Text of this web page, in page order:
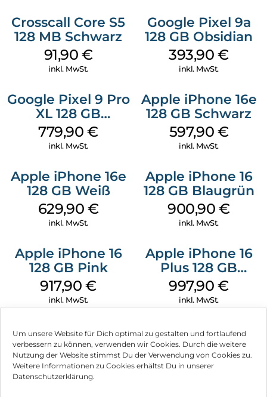
Um unsere Website für Dich optimal zu gestalten und fortlaufend
verbessern zu können, verwenden wir Cookies. Durch die weitere
Nutzung der Website stimmst Du der Verwendung von Cookies zu.
Weitere Informationen zu Cookies erhältst Du in unserer
Datenschutzerklärung.
Crosscall Core S5
128 MB Schwarz
91,90 €
inkl. MwSt.
Google Pixel 9a
128 GB Obsidian
393,90€
inkl. MwSt.
Google Pixel 9 Pro
XL 128 GB
Obsidian
779,90€
inkl. MwSt.
Apple iPhone 16e
128 GB Schwarz
597,90 €
inkl. MwSt.
Apple iPhone 16e
128 GB Weiß
629,90 €
inkl. MwSt.
Apple iPhone 16
128 GB Blaugrün
900,90€
inkl. MwSt.
Apple iPhone 16
128 GB Pink
917,90€
inkl. MwSt.
Apple iPhone 16
Plus 128 GB
Schwarz
997,90€
inkl. MwSt.
Impressum